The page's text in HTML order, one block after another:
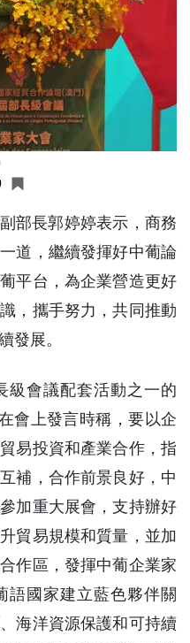
部長郭婷婷表示，商務
道，繼續發揮好中葡論
平台，為企業營造更好
，攜手努力，共同推動
發展。
級會議配套活動之一的
會上發言時稱，要以企
易投資和產業合作，指
補，合作前景良好，中
加重大展會，支持辦好
貿易規模和質量，並加
作區，發揮中葡企業家
語國家建立藍色夥伴關
海洋資源保護和可持續